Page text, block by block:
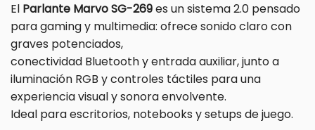
El Parlante Marvo SG-269es un sistema 2.0 pensado
para gaming y multimedia: ofrece sonido claro con
graves potenciados,
conectividad Bluetooth y entrada auxiliar, junto a
iluminación RGB y controles táctiles para una
experiencia visual y sonora envolvente.
Ideal para escritorios, notebooks y setups de juego.